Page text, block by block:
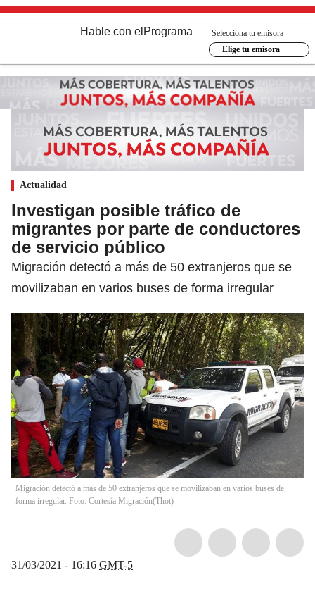
Hable con el Programa
Selecciona tu emisora
Elige tu emisora
Actualidad
Investigan posible tráfico de
migrantes por parte de conductores
de servicio público
Migración detectó a más de 50 extranjeros que se
movilizaban en varios buses de forma irregular
Migración detectó a más de 50 extranjeros que se movilizaban en varios buses de
forma irregular. Foto: Cortesía Migración(Thot)
31/03/2021 - 16:16 GMT-5